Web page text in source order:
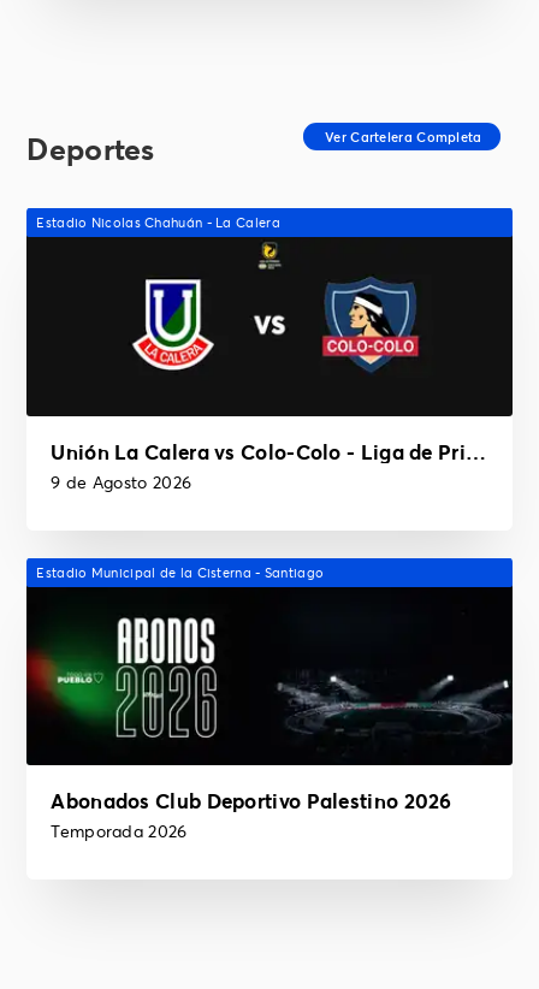
Deportes
Estadio Nicolas Chahuán - La Calera
Unión La Calera vs Colo-Colo - Liga de Primera Mercado Libre
9 de Agosto 2026
Estadio Municipal de la Cisterna - Santiago
Abonados Club Deportivo Palestino 2026
Temporada 2026